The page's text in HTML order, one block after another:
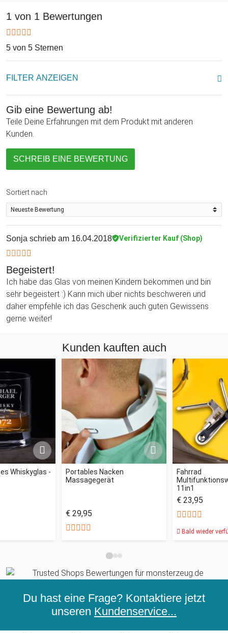
Weltbesten und stoße feierlich auf sie an - zum Muttertag, als
geburtstagsgeschenk und mehr!
1 von 1 Bewertungen
5 von 5 Sternen
FILTER ANZEIGEN
Gib eine Bewertung ab!
Teile Deine Erfahrungen mit dem Produkt mit anderen
Kunden.
SCHREIB EINE BEWERTUNG
Sortiert nach
Sonja schrieb am 16.04.2018 Verifizierter Kauf (Shop)
Begeistert!
Ich habe das Glas von meinen Kindern bekommen und bin
sehr begeistert :) Kann mich über nichts beschweren und
daher empfehle ich das Geschenk auch guten Gewissens
gerne weiter!
Kunden kauften auch
Whiskyglas -
Portables Nacken
Massagegerät
€ 29,95
Fahrrad
11in1
€ 23,95
Bald wieder
Du hast eine Frage? Kontaktiere jetzt
unseren Kundenservice...